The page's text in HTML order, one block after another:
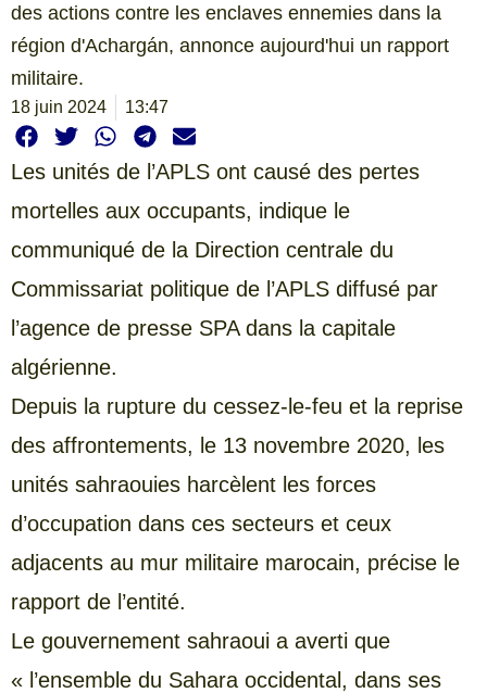
des actions contre les enclaves ennemies dans la
région d'Achargán, annonce aujourd'hui un rapport
militaire.
18 juin 2024 13:47
Les unités de l’APLS ont causé des pertes
mortelles aux occupants, indique le
communiqué de la Direction centrale du
Commissariat politique de l’APLS diffusé par
l’agence de presse SPA dans la capitale
algérienne.
Depuis la rupture du cessez-le-feu et la reprise
des affrontements, le 13 novembre 2020, les
unités sahraouies harcèlent les forces
d’occupation dans ces secteurs et ceux
adjacents au mur militaire marocain, précise le
rapport de l’entité.
Le gouvernement sahraoui a averti que
« l’ensemble du Sahara occidental, dans ses